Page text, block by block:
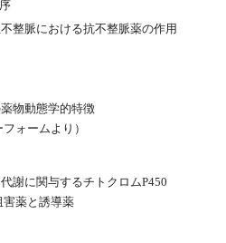
整脈における抗不整脈薬の作用
物動態学的特徴
ォームより）
謝に関与するチトクロムP450
薬と誘導薬